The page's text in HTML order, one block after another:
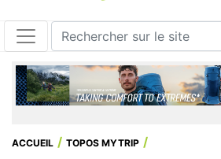
ACCUEIL
TOPOS MYTRIP